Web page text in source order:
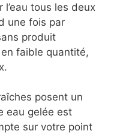
tous les deux
une fois par
produit
faible quantité,
posent un
eau gelée est
sur votre point